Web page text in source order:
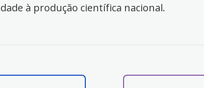
à produção científica nacional.